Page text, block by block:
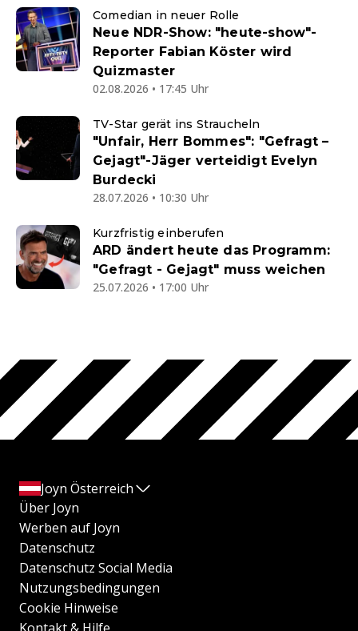
Comedian in neuer Rolle
Neue NDR-Show: "heute-show"-
Reporter Fabian Köster wird
Quizmaster
02.08.2026 • 17:45 Uhr
TV-Star gerät ins Straucheln
"Unfair, Herr Bommes": "Gefragt –
Gejagt"-Jäger verteidigt Evelyn
Burdecki
28.07.2026 • 10:30 Uhr
Kurzfristig einberufen
ARD ändert heute das Programm:
"Gefragt - Gejagt" muss weichen
25.07.2026 • 17:00 Uhr
Joyn Österreich
Über Joyn
Werben auf Joyn
Datenschutz
Datenschutz Social Media
Nutzungsbedingungen
Cookie Hinweise